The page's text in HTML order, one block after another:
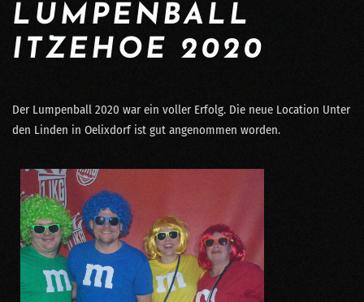
LUMPENBALL
ITZEHOE 2020
Der Lumpenball 2020 war ein voller Erfolg. Die neue Location Unter
den Linden in Oelixdorf ist gut angenommen worden.